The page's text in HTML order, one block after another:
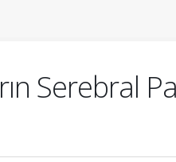
Serebral